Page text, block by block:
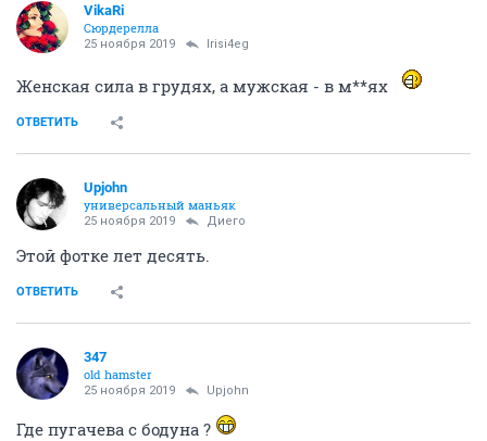
VikaRi
Сюрдерелла
25 ноября 2019 Irisi4eg
Женская сила в грудях, а мужская - в м**ях
ОТВЕТИТЬ
Upjohn
универсальный маньяк
25 ноября 2019 Диего
Этой фотке лет десять.
ОТВЕТИТЬ
347
old hamster
25 ноября 2019 Upjohn
Где пугачева с бодуна ?